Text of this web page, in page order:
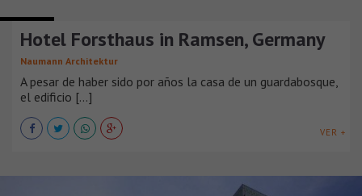
Hotel Forsthaus in Ramsen, Germany
Naumann Architektur
A pesar de haber sido por años la casa de un guardabosque,
el edificio [...]
VER +